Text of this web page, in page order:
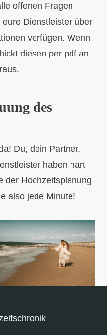
offenen Fragen
Dienstleister über
verfügen. Wenn
diesen per pdf an
des
Du, dein Partner,
haben hart
der Hochzeitsplanung
also jede Minute!